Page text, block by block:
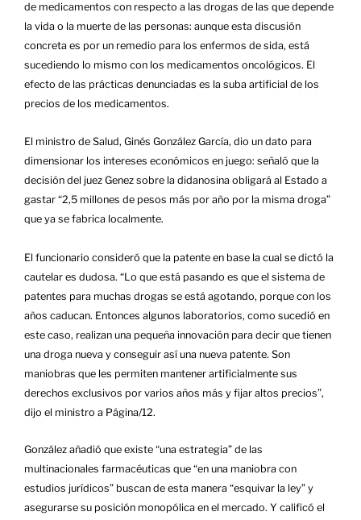
de medicamentos con respecto a las drogas de las que depende
la vida o la muerte de las personas: aunque esta discusión
concreta es por un remedio para los enfermos de sida, está
sucediendo lo mismo con los medicamentos oncológicos. El
efecto de las prácticas denunciadas es la suba artificial de los
precios de los medicamentos.
El ministro de Salud, Ginés González García, dio un dato para
dimensionar los intereses económicos en juego: señaló que la
decisión del juez Genez sobre la didanosina obligará al Estado a
gastar “2,5 millones de pesos más por año por la misma droga”
que ya se fabrica localmente.
El funcionario consideró que la patente en base la cual se dictó la
cautelar es dudosa. “Lo que está pasando es que el sistema de
patentes para muchas drogas se está agotando, porque con los
años caducan. Entonces algunos laboratorios, como sucedió en
este caso, realizan una pequeña innovación para decir que tienen
una droga nueva y conseguir así una nueva patente. Son
maniobras que les permiten mantener artificialmente sus
derechos exclusivos por varios años más y fijar altos precios”,
dijo el ministro a Página/12.
González añadió que existe “una estrategia” de las
multinacionales farmacéuticas que “en una maniobra con
estudios jurídicos” buscan de esta manera “esquivar la ley” y
asegurarse su posición monopólica en el mercado. Y calificó el